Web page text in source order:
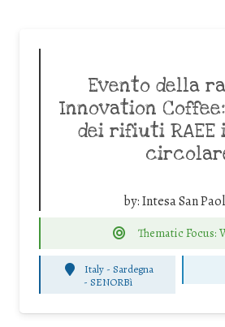
Evento della
Innovation
dei rifiuti
by:Intesa San
Thematic Focus:
Italy - Sardegna
- SENORBì